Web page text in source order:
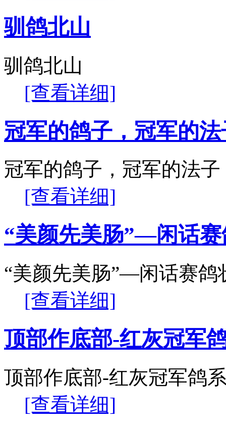
驯鸽北山
驯鸽北山
[查看详细]
冠军的鸽子，冠军的法
冠军的鸽子，冠军的法子
[查看详细]
“美颜先美肠”—闲话赛
“美颜先美肠”—闲话赛鸽
[查看详细]
顶部作底部-红灰冠军
顶部作底部-红灰冠军鸽
[查看详细]